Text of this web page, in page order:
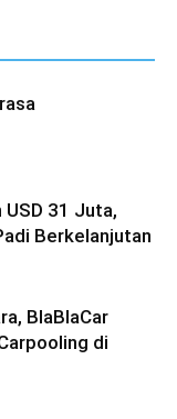
USD 31 Juta,
Berkelanjutan
BlaBlaCar
di